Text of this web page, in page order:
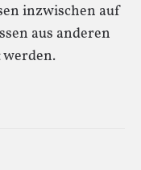
inzwischen auf
aus anderen
werden.